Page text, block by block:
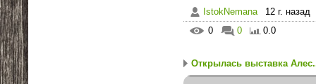
IstokNemana
12 г. назад
0
0 0.0
Открылась выставка